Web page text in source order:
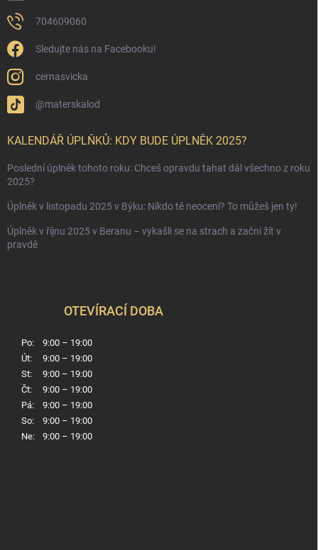
704609060
Sledujte nás na Facebooku!
cernasvicka
@materskalod
KALENDÁŘ ÚPLŇKŮ: KDY BUDE ÚPLNĚK 2025?
Poslední úplněk tohoto roku: Chceš opravdu tahat dál všechno z roku
2025?
Úplněk v listopadu 2025 v Býku: Nikdo tě neocení? To můžeš jen ty!
Úplněk v říjnu 2025 v Beranu – vykašli se na strach a začni žít v
pravdě
OTEVÍRACÍ DOBA
Po:
9:00 – 19:00
Út:
9:00 – 19:00
St:
9:00 – 19:00
Čt:
9:00 – 19:00
Pá:
9:00 – 19:00
So:
9:00 – 19:00
Ne:
9:00 – 19:00